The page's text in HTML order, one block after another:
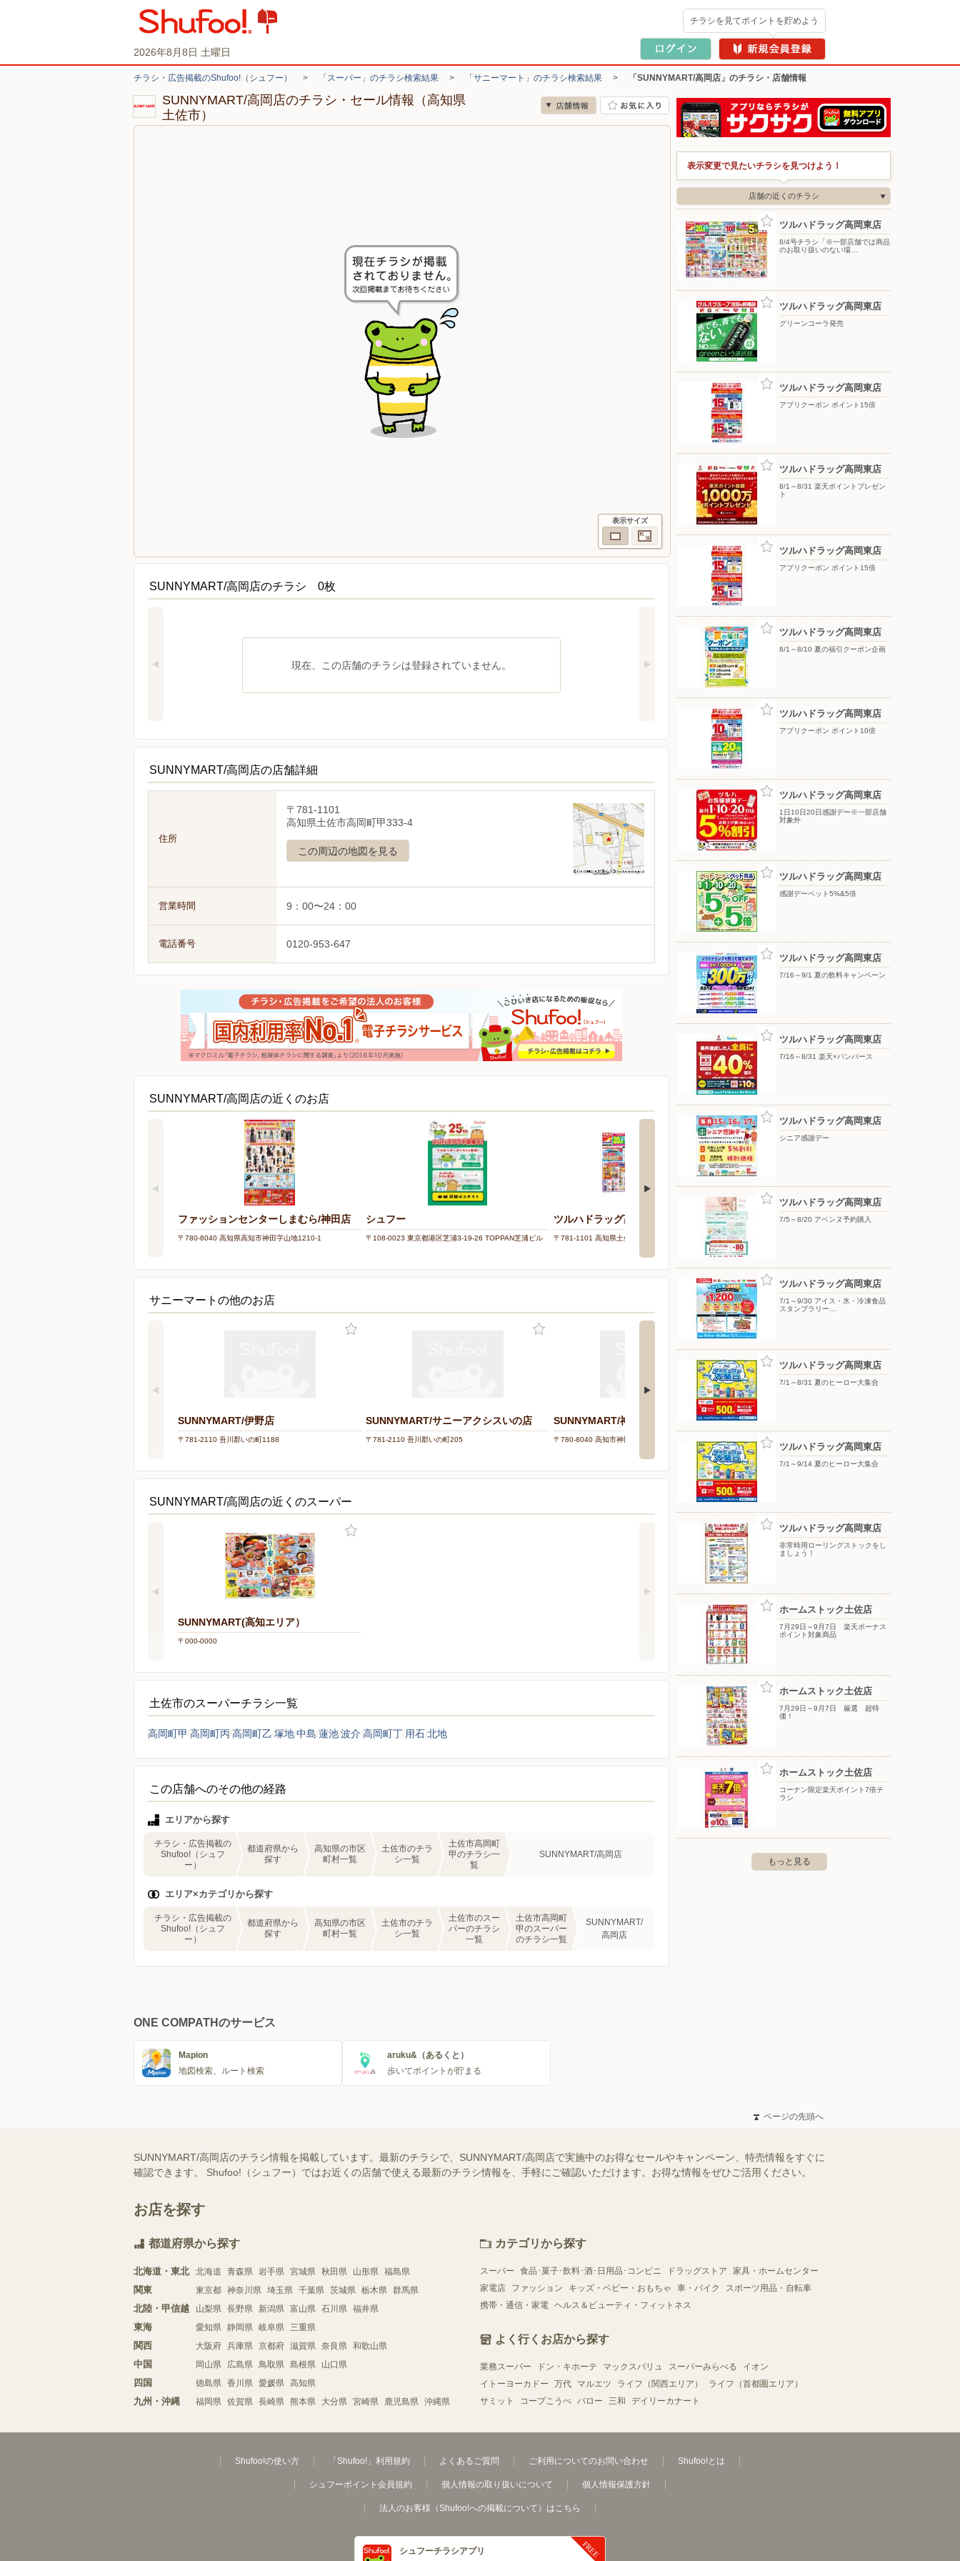
2026年8月8日 土曜日
チラシを見てポイントを貯めよう
チラシ・広告掲載のShufoo!（シュフー） > 「スーパー」のチラシ検索結果 > 「サニーマート」のチラシ検索結果 > 「SUNNYMART/高岡店」のチラシ・店舗情報
SUNNYMART/高岡店のチラシ・セール情報（高知県
土佐市）
表示サイズ
SUNNYMART/高岡店のチラシ 0枚
現在、この店舗のチラシは登録されていません。
SUNNYMART/高岡店の店舗詳細
住所
〒781-1101
高知県土佐市高岡町甲333-4
この周辺の地図を見る
営業時間 9：00〜24：00
電話番号 0120-953-647
SUNNYMART/高岡店の近くのお店
ファッションセンターしまむら/神田店
〒780-8040 高知県高知市神田字山地1210-1
シュフー
〒108-0023 東京都港区芝浦3-19-26 TOPPAN芝浦ビル
ツルハドラッグ高岡東店
〒781-1101 高知県土佐市高岡町甲４３０
タマホーム/高知東店
〒781-5105 高知県高知市介良甲903番地1
サニーマートの他のお店
SUNNYMART/伊野店
〒781-2110 吾川郡いの町1188
SUNNYMART/サニーアクシスいの店
〒781-2110 吾川郡いの町205
SUNNYMART/神田店
〒780-8040 高知市神田804
SUNNYMART/瀬戸店
〒781-0251 高知市瀬戸西町3-13-1
SUNNYMART/高岡店の近くのスーパー
SUNNYMART(高知エリア）
〒000-0000
土佐市のスーパーチラシ一覧
高岡町甲 高岡町丙高岡町乙 塚地中島 蓮池波介 高岡町丁 用石北地
この店舗へのその他の経路
エリアから探す
チラシ・広告掲載の
Shufoo!（シュフ
ー）
都道府県から
探す
高知県の市区
町村一覧
土佐市のチラ
シ一覧
土佐市高岡町
甲のチラシ一
覧
SUNNYMART/高岡店
エリア×カテゴリから探す
チラシ・広告掲載の
Shufoo!（シュフ
ー）
都道府県から
探す
高知県の市区
町村一覧
土佐市のチラ
シ一覧
土佐市のスー
パーのチラシ
一覧
土佐市高岡町
甲のスーパー
のチラシ一覧
SUNNYMART/
高岡店
表示変更で見たいチラシを見つけよう！
店舗の近くのチラシ
ツルハドラッグ高岡東店
8/4号チラシ「※一部店舗では商品
のお取り扱いのない場…
ツルハドラッグ高岡東店
グリーンコーラ発売
ツルハドラッグ高岡東店
アプリクーポン ポイント15倍
ツルハドラッグ高岡東店
8/1～8/31 楽天ポイントプレゼン
ト
ツルハドラッグ高岡東店
アプリクーポン ポイント15倍
ツルハドラッグ高岡東店
8/1～8/10 夏の福引クーポン企画
ツルハドラッグ高岡東店
アプリクーポン ポイント10倍
ツルハドラッグ高岡東店
1日10日20日感謝デー※一部店舗
対象外
ツルハドラッグ高岡東店
感謝デーペット5%&5倍
ツルハドラッグ高岡東店
7/16～9/1 夏の飲料キャンペーン
ツルハドラッグ高岡東店
7/16～8/31 楽天×パンパース
ツルハドラッグ高岡東店
シニア感謝デー
ツルハドラッグ高岡東店
7/5～8/20 アベンヌ予約購入
ツルハドラッグ高岡東店
7/1～9/30 アイス・氷・冷凍食品
スタンプラリー…
ツルハドラッグ高岡東店
7/1～8/31 夏のヒーロー大集合
ツルハドラッグ高岡東店
7/1～9/14 夏のヒーロー大集合
ツルハドラッグ高岡東店
非常時用ローリングストックをし
ましょう！
ホームストック土佐店
7月29日～9月7日 楽天ボーナス
ポイント対象商品
ホームストック土佐店
7月29日～9月7日 厳選 超特
価！
ホームストック土佐店
コーナン限定楽天ポイント7倍チ
ラシ
もっと見る
ONE COMPATHのサービス
Mapion
地図検索、ルート検索
aruku&（あるくと）
歩いてポイントが貯まる
ページの先頭へ
SUNNYMART/高岡店のチラシ情報を掲載しています。最新のチラシで、SUNNYMART/高岡店で実施中のお得なセールやキャンペーン、特売情報をすぐに
確認できます。 Shufoo!（シュフー）ではお近くの店舗で使える最新のチラシ情報を、手軽にご確認いただけます。お得な情報をぜひご活用ください。
お店を探す
都道府県から探す
北海道・東北 北海道 青森県 岩手県 宮城県 秋田県 山形県 福島県
関東 東京都 神奈川県 埼玉県 千葉県 茨城県 栃木県 群馬県
北陸・甲信越 山梨県 長野県 新潟県 富山県 石川県 福井県
東海 愛知県 静岡県 岐阜県 三重県
関西 大阪府 兵庫県 京都府 滋賀県 奈良県 和歌山県
中国 岡山県 広島県 鳥取県 島根県 山口県
四国 徳島県 香川県 愛媛県 高知県
九州・沖縄 福岡県 佐賀県 長崎県 熊本県 大分県 宮崎県 鹿児島県 沖縄県
カテゴリから探す
スーパー 食品･菓子･飲料･酒･日用品･コンビニ ドラッグストア
家具・ホームセンター
家電店
ファッション キッズ・ベビー・おもちゃ 車・バイク
スポーツ用品・自転車
携帯・通信・家電 ヘルス＆ビューティ・フィットネス
よく行くお店から探す
業務スーパー ドン・キホーテ マックスバリュ スーパーみらべる
イオン
イトーヨーカドー
万代 マルエツ ライフ（関西エリア）
ライフ（首都圏エリア）
サミット
コープこうべ バロー 三和 デイリーカナート
Shufoo!の使い方 「Shufoo!」利用規約 よくあるご質問 ご利用についてのお問い合わせ Shufoo!とは
シュフーポイント会員規約 個人情報の取り扱いについて 個人情報保護方針
法人のお客様（Shufoo!への掲載について）はこちら
シュフーチラシアプリ